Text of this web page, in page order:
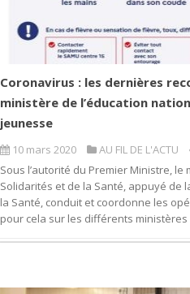
Coronavirus : les dernières
ministère de l’éducation
jeunesse
10 mars 2020 AU FIL DE L'ACTU
Sous l’autorité du Premier Ministre, le
Solidarités et de la Santé, appuyé de
la Santé, conduit et coordonne les
pour cela sur les différents ministères